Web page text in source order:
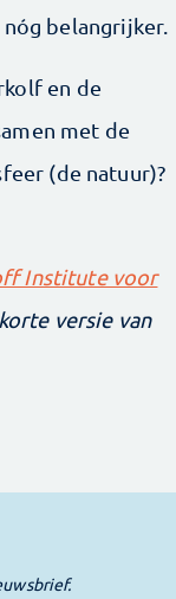
­belangrijker.
en de
met de
(de natuur)?
Institute voor
versie van